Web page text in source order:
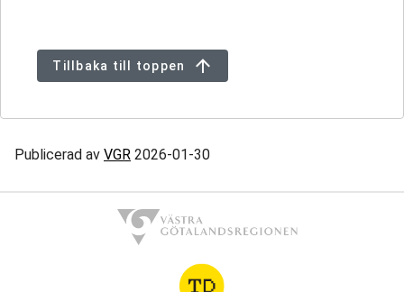
Tillbaka till toppen
Publicerad av VGR 2026-01-30